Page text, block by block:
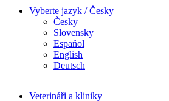
Vyberte jazyk / Česky
Česky
Slovensky
Espaňol
English
Deutsch
Veterináři a kliniky